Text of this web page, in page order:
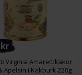
Virginia Amarettikakor
Apelsin i Kakburk 220g